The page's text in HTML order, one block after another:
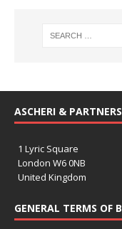
ASCHERI & PARTNERS
1 Lyric Square
London W6 0NB
United Kingdom
GENERAL TERMS OF